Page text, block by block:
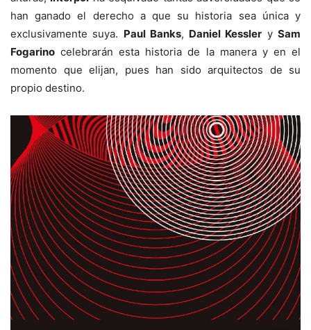
han ganado el derecho a que su historia sea única y
exclusivamente suya. Paul Banks, Daniel Kessler ySam
Fogarino celebrarán esta historia de la manera y en el
momento que elijan, pues han sido arquitectos de su
propio destino.